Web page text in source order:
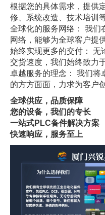
根据您的具体需求，提供
修、系统改造、技术培训等
全球化的服务网络： 我们
网络，能够为全球客户提
始终实现更多的交付： 无
交货速度，我们始终致力
卓越服务的理念： 我们将
的方方面面，力求为客户
全球供应，品质保障
您的设备，我们的专长
一站式PLC备件解决方案
快速响应，服务至上